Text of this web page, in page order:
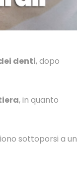
denti, dopo
, in quanto
sottoporsi a un